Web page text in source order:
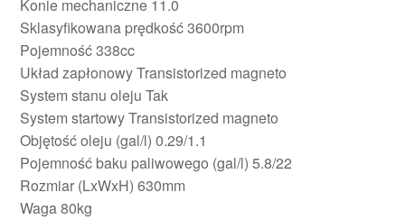
Konie mechaniczne 11.0
Sklasyfikowana prędkość 3600rpm
Pojemność 338cc
Układ zapłonowy Transistorized magneto
System stanu oleju Tak
System startowy Transistorized magneto
Objętość oleju (gal/l) 0.29/1.1
Pojemność baku paliwowego (gal/l) 5.8/22
Rozmiar (LxWxH) 630mm
Waga 80kg